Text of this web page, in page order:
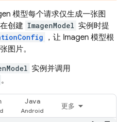
模型每个请求仅生成一张图
创建 ImagenModel 实例时提
，让 Imagen 模型根
图片。
实例并调用
。
Java
更多